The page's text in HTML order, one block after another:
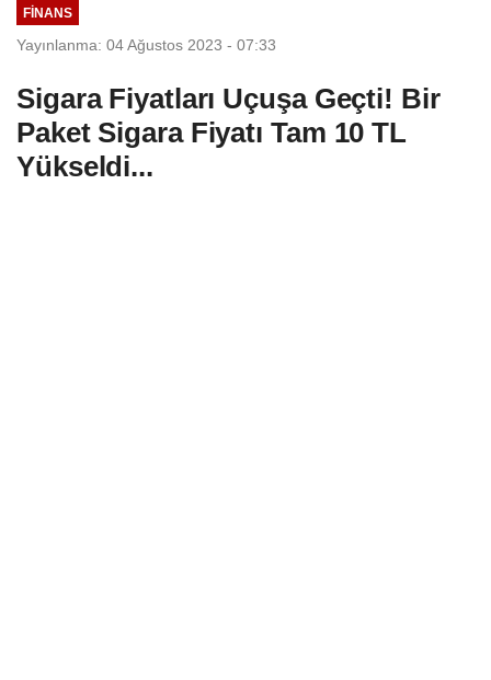
FINANS
Yayınlanma: 04 Ağustos 2023 - 07:33
Sigara Fiyatları Uçuşa Geçti! Bir
Paket Sigara Fiyatı Tam 10 TL
Yükseldi...